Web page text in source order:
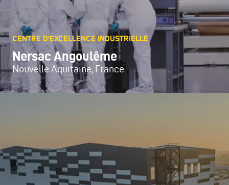
CENTRE D’EXCELLENCE INDUSTRIELLE
Nersac Angoulême
Nouvelle Aquitaine, France